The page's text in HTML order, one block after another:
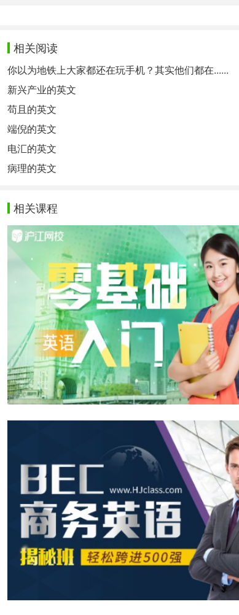
相关阅读
你以为地铁上大家都还在玩手机？其实他们都在......
新兴产业的英文
苟且的英文
端倪的英文
电汇的英文
病理的英文
相关课程